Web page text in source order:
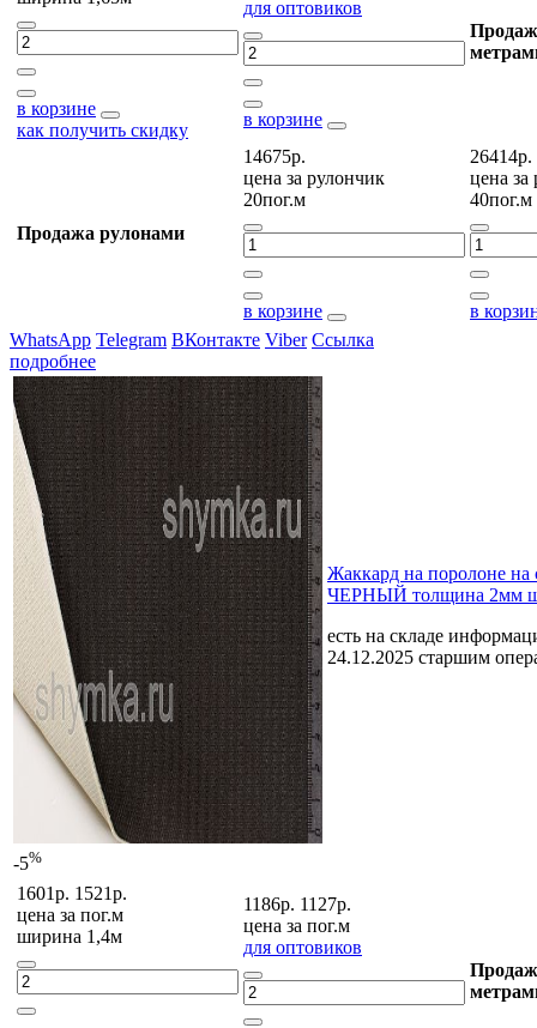
в корзине
как получить скидку
для оптовиков
в корзине
Продажа рулонами
14675р.
цена за рулончик
20пог.м
в корзине
26414р.
цена за
40пог.м
в
WhatsApp Telegram ВКонтакте Viber Ссылка
подробнее
-5%
Жаккард на поролоне на
ЧЕРНЫЙ толщина 2мм
есть на складе
24.12.2025 старшим
1601р. 1521р.
цена за пог.м
ширина 1,4м
1186р. 1127р.
цена за пог.м
для оптовиков